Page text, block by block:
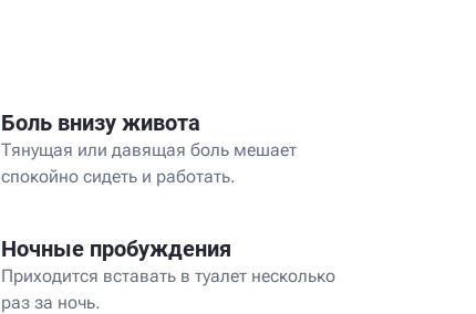
Боль внизу живота
Тянущая или давящая боль мешает
спокойно сидеть и работать.
Ночные пробуждения
Приходится вставать в туалет несколько
раз за ночь.